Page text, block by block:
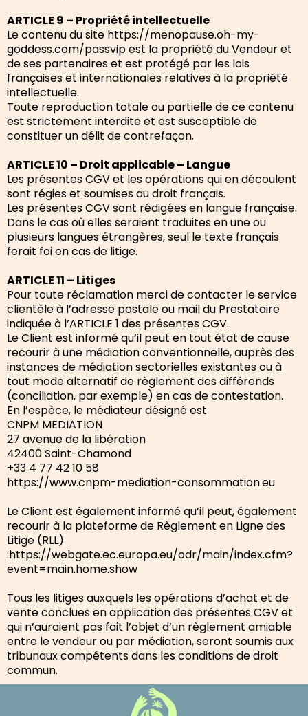
ARTICLE 9 – Propriété intellectuelle
Le contenu du site https://menopause.oh-my-
goddess.com/passvip est la propriété du Vendeur et
de ses partenaires et est protégé par les lois
françaises et internationales relatives à la propriété
intellectuelle.
Toute reproduction totale ou partielle de ce contenu
est strictement interdite et est susceptible de
constituer un délit de contrefaçon.
ARTICLE 10 – Droit applicable – Langue
Les présentes CGV et les opérations qui en découlent
sont régies et soumises au droit français.
Les présentes CGV sont rédigées en langue française.
Dans le cas où elles seraient traduites en une ou
plusieurs langues étrangères, seul le texte français
ferait foi en cas de litige.
ARTICLE 11 – Litiges
Pour toute réclamation merci de contacter le service
clientèle à l’adresse postale ou mail du Prestataire
indiquée à l’ARTICLE 1 des présentes CGV.
Le Client est informé qu’il peut en tout état de cause
recourir à une médiation conventionnelle, auprès des
instances de médiation sectorielles existantes ou à
tout mode alternatif de règlement des différends
(conciliation, par exemple) en cas de contestation.
En l’espèce, le médiateur désigné est
CNPM MEDIATION
27 avenue de la libération
42400 Saint-Chamond
+33 4 77 42 10 58
https://www.cnpm-mediation-consommation.eu
Le Client est également informé qu’il peut, également
recourir à la plateforme de Règlement en Ligne des
Litige (RLL)
:https://webgate.ec.europa.eu/odr/main/index.cfm?
event=main.home.show
Tous les litiges auxquels les opérations d’achat et de
vente conclues en application des présentes CGV et
qui n’auraient pas fait l’objet d’un règlement amiable
entre le vendeur ou par médiation, seront soumis aux
tribunaux compétents dans les conditions de droit
commun.